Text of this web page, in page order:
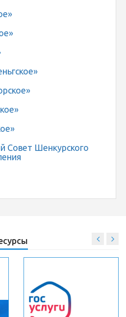
Совет Шенкурского